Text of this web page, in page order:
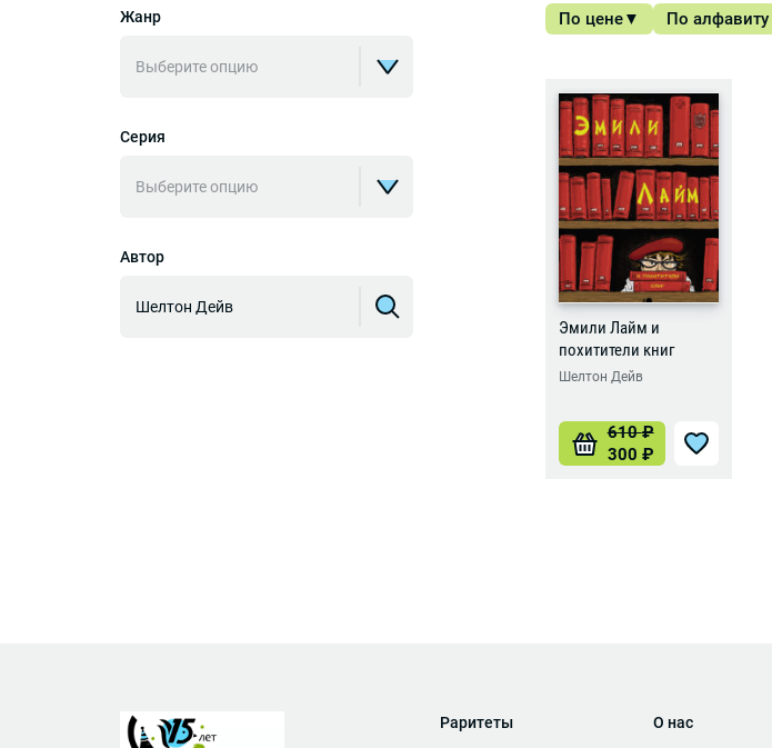
Жанр
Выберите опцию
Серия
Выберите опцию
Автор
Шелтон Дейв
По цене По алфавиту
Эмили Лайм и
похитители книг
Шелтон Дейв
610₽
300 ₽
Раритеты О нас